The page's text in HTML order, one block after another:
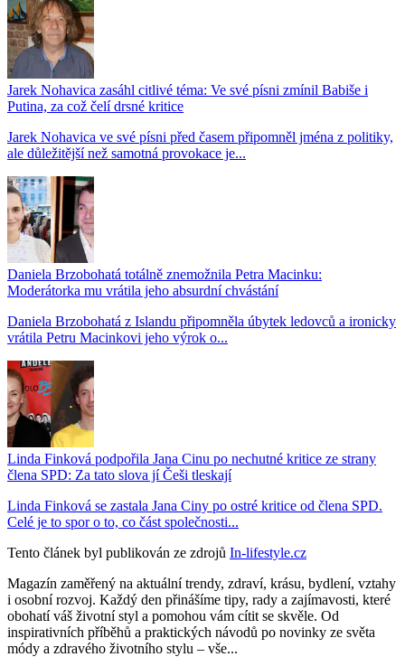
Jarek Nohavica zasáhl citlivé téma: Ve své písni zmínil Babiše i
Putina, za což čelí drsné kritice
Jarek Nohavica ve své písni před časem připomněl jména z politiky,
ale důležitější než samotná provokace je...
Daniela Brzobohatá totálně znemožnila Petra Macinku:
Moderátorka mu vrátila jeho absurdní chvástání
Daniela Brzobohatá z Islandu připomněla úbytek ledovců a ironicky
vrátila Petru Macinkovi jeho výrok o...
Linda Finková podpořila Jana Cinu po nechutné kritice ze strany
člena SPD: Za tato slova jí Češi tleskají
Linda Finková se zastala Jana Ciny po ostré kritice od člena SPD.
Celé je to spor o to, co část společnosti...
Tento článek byl publikován ze zdrojů In-lifestyle.cz
Magazín zaměřený na aktuální trendy, zdraví, krásu, bydlení, vztahy
i osobní rozvoj. Každý den přinášíme tipy, rady a zajímavosti, které
obohatí váš životní styl a pomohou vám cítit se skvěle. Od
inspirativních příběhů a praktických návodů po novinky ze světa
módy a zdravého životního stylu – vše...